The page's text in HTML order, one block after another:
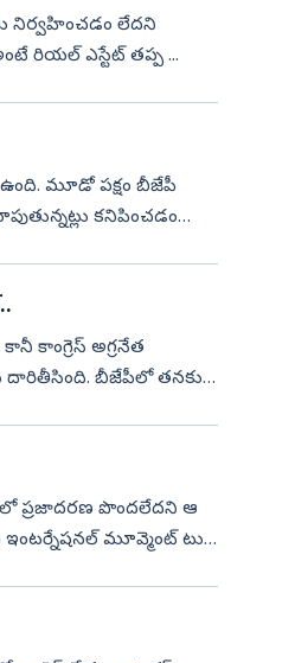
రియల్‌ ఎస్టేట్‌ తప్ప ...
మూడో పక్షం బీజేపీ
కాంగ్రెస్‌ అగ్రనేత
దారితీసింది. బీజేపీలో తనకు
ప్రజాదరణ పొందలేదని ఆ
మూవ్మెంట్ టు